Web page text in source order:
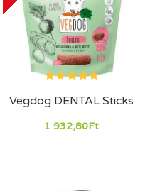
Vegdog DENTAL Sticks
1 932,80Ft